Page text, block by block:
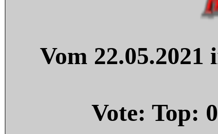
Vom
Vote: Top: 0